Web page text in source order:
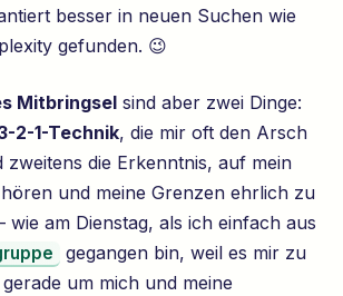
besser in neuen Suchen wie
gefunden. 😉
Mitbringsel sind aber zwei Dinge:
2-1-Technik, die mir oft den Arsch
zweitens die Erkenntnis, auf mein
und meine Grenzen ehrlich zu
wie am Dienstag, als ich einfach aus
gegangen bin, weil es mir zu
um mich und meine